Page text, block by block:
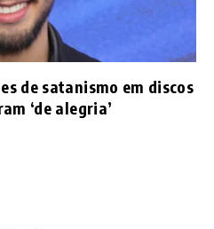
de satanismo em discos
‘de alegria’